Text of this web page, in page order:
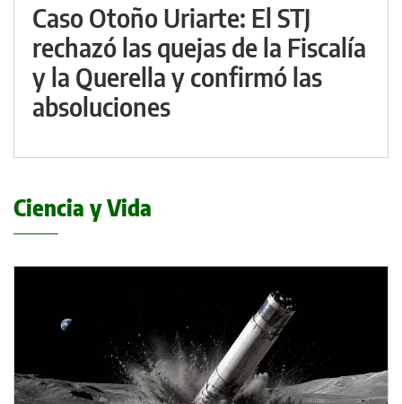
Caso Otoño Uriarte: El STJ
rechazó las quejas de la Fiscalía
y la Querella y confirmó las
absoluciones
Ciencia y Vida